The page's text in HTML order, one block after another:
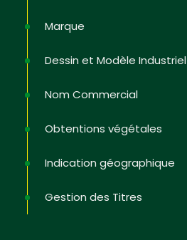
Marque
Dessin et Modèle Industriel
Nom Commercial
Obtentions végétales
Indication géographique
Gestion des Titres